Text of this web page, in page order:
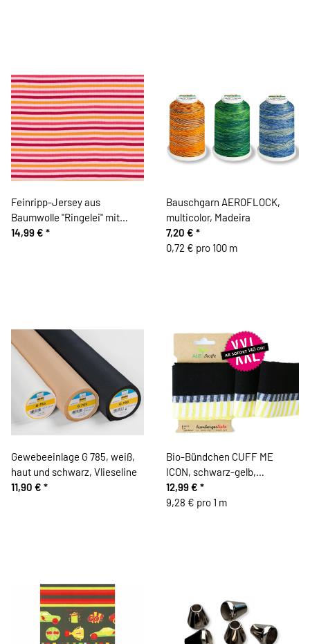
Feinripp-Jersey aus
Baumwolle "Ringelei" mit
Streifen, rot-orange-hellrosa
14,99 € *
Bauschgarn AEROFLOCK,
multicolor, Madeira
7,20 € *
0,72 € pro 100 m
Gewebeeinlage G 785, weiß,
haut und schwarz, Vlieseline
11,90 € *
Bio-Bündchen CUFF ME
ICON, schwarz-gelb,
Hamburger Liebe
12,99 € *
9,28 € pro 1 m